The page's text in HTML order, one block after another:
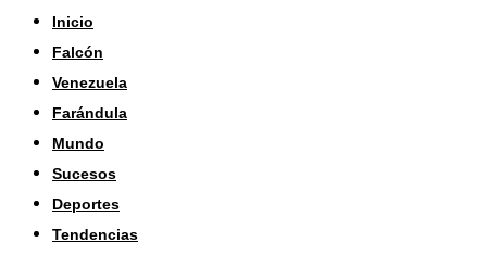
Inicio
Falcón
Venezuela
Farándula
Mundo
Sucesos
Deportes
Tendencias